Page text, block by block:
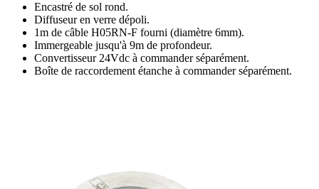
Encastré de sol rond.
Diffuseur en verre dépoli.
1m de câble H05RN-F fourni (diamètre 6mm).
Immergeable jusqu'à 9m de profondeur.
Convertisseur 24Vdc à commander séparément.
Boîte de raccordement étanche à commander séparément.